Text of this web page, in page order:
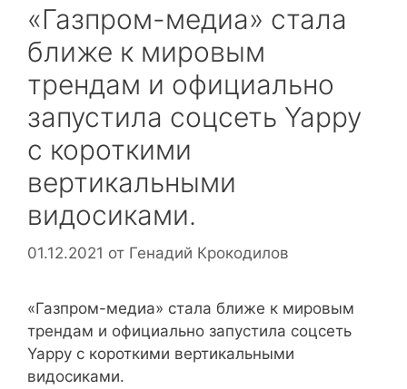
«Газпром-медиа» стала
ближе к мировым
трендам и официально
запустила соцсеть Yappy
с короткими
вертикальными
видосиками.
01.12.2021 от Генадий Крокодилов
«Газпром-медиа» стала ближе к мировым
трендам и официально запустила соцсеть
Yappy с короткими вертикальными
видосиками.